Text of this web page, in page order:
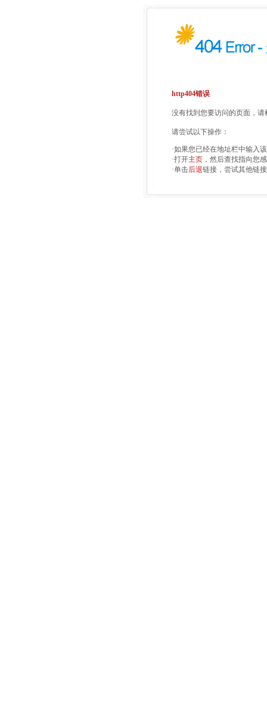
http404错误
没有找到您要访问的页面，
请尝试以下操作：
·如果您已经在地址栏中输入
·打开主页 ，然后查找指向您
·单击后退链接，尝试其他链